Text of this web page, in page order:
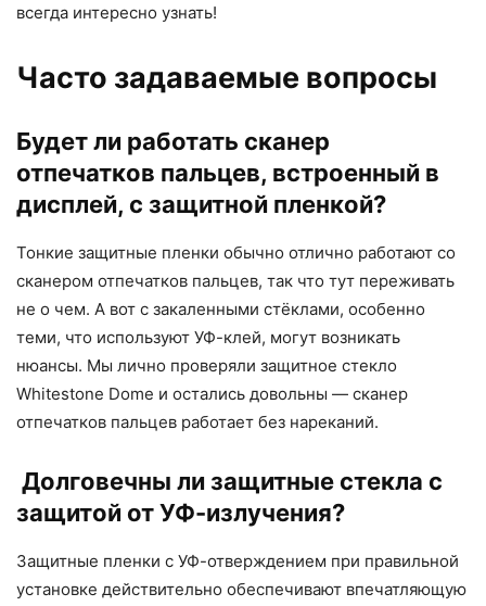
всегда интересно узнать!
Часто задаваемые вопросы
Будет ли работать сканер
отпечатков пальцев, встроенный в
дисплей, с защитной пленкой?
Тонкие защитные пленки обычно отлично работают со
сканером отпечатков пальцев, так что тут переживать
не о чем. А вот с закаленными стёклами, особенно
теми, что используют УФ-клей, могут возникать
нюансы. Мы лично проверяли защитное стекло
Whitestone Dome и остались довольны — сканер
отпечатков пальцев работает без нареканий.
Долговечны ли защитные стекла с
защитой от УФ-излучения?
Защитные пленки с УФ-отверждением при правильной
установке действительно обеспечивают впечатляющую